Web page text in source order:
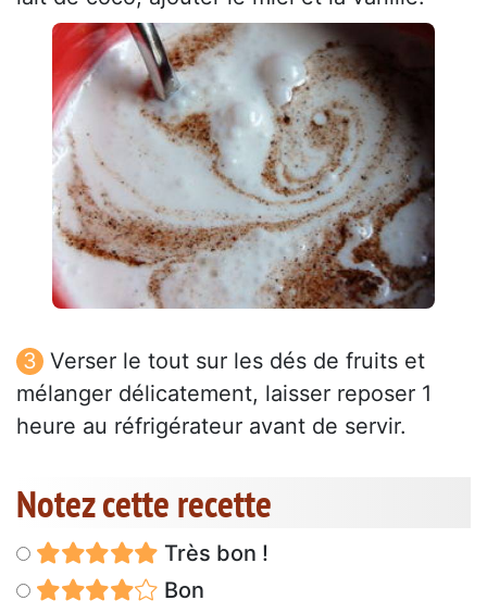
Verser le tout sur les dés de fruits et
mélanger délicatement, laisser reposer 1
heure au réfrigérateur avant de servir.
Notez cette recette
Très bon !
Bon